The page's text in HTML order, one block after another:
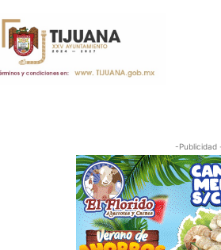
-Publicidad